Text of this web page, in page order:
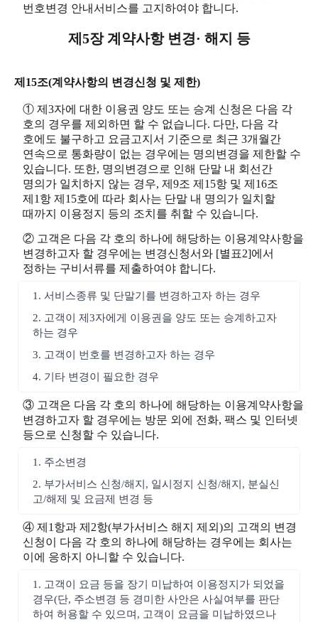
번호변경 안내서비스를 고지하여야 합니다.
제5장 계약사항 변경· 해지 등
제15조(계약사항의 변경신청 및 제한)
① 제3자에 대한 이용권 양도 또는 승계 신청은 다음 각
호의 경우를 제외하면 할 수 없습니다. 다만, 다음 각
호에도 불구하고 요금고지서 기준으로 최근 3개월간
연속으로 통화량이 없는 경우에는 명의변경을 제한할 수
있습니다. 또한, 명의변경으로 인해 단말 내 회선간
명의가 일치하지 않는 경우, 제9조 제15항 및 제16조
제1항 제15호에 따라 회사는 단말 내 명의가 일치할
때까지 이용정지 등의 조치를 취할 수 있습니다.
② 고객은 다음 각 호의 하나에 해당하는 이용계약사항을
변경하고자 할 경우에는 변경신청서와 [별표2]에서
정하는 구비서류를 제출하여야 합니다.
1. 서비스종류 및 단말기를 변경하고자 하는 경우
2. 고객이 제3자에게 이용권을 양도 또는 승계하고자
하는 경우
3. 고객이 번호를 변경하고자 하는 경우
4. 기타 변경이 필요한 경우
③ 고객은 다음 각 호의 하나에 해당하는 이용계약사항을
변경하고자 할 경우에는 방문 외에 전화, 팩스 및 인터넷
등으로 신청할 수 있습니다.
1. 주소변경
2. 부가서비스 신청/해지, 일시정지 신청/해지, 분실신
고/해제 및 요금제 변경 등
④ 제1항과 제2항(부가서비스 해지 제외)의 고객의 변경
신청이 다음 각 호의 하나에 해당하는 경우에는 회사는
이에 응하지 아니할 수 있습니다.
1. 고객이 요금 등을 장기 미납하여 이용정지가 되었을
경우(단, 주소변경 등 경미한 사안은 사실여부를 판단
하여 허용할 수 있으며, 고객이 요금을 미납하였으나